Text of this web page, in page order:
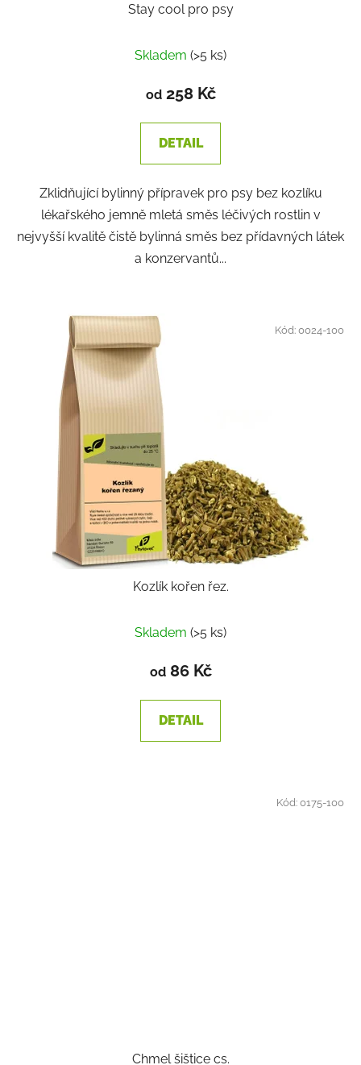
Stay cool pro psy
Skladem (>5 ks)
od258 Kč
DETAIL
Zklidňující bylinný přípravek pro psy bez kozlíku
lékařského jemně mletá směs léčivých rostlin v
nejvyšší kvalitě čistě bylinná směs bez přídavných látek
a konzervantů...
Kozlík kořen řez.
Skladem (>5 ks)
od86 Kč
DETAIL
Kód:0024-100
Chmel šištice cs.
Kód:0175-100